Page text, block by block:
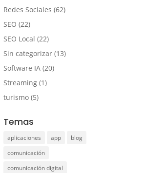
Redes Sociales (62)
SEO (22)
SEO Local (22)
Sin categorizar (13)
Software IA (20)
Streaming (1)
turismo (5)
Temas
aplicaciones app
blog
comunicación
comunicación digital